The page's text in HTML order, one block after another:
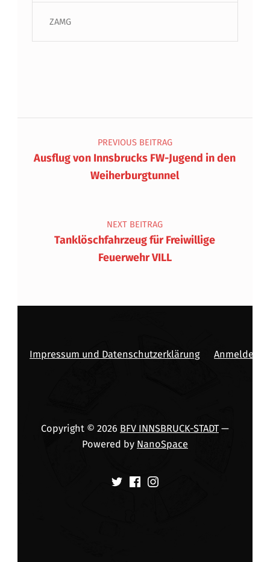
ZAMG
Beitragsnavigation
PREVIOUS BEITRAG
Ausflug von Innsbrucks FW-Jugend in den
Weiherburgtunnel
NEXT BEITRAG
Tanklöschfahrzeug für Freiwillige
Feuerwehr VILL
Impressum und Datenschutzerklärung Anmelden
Copyright © 2026 BFV INNSBRUCK-STADT—
Powered by NanoSpace